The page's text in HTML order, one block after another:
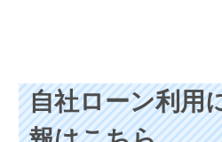
自社ローン利用